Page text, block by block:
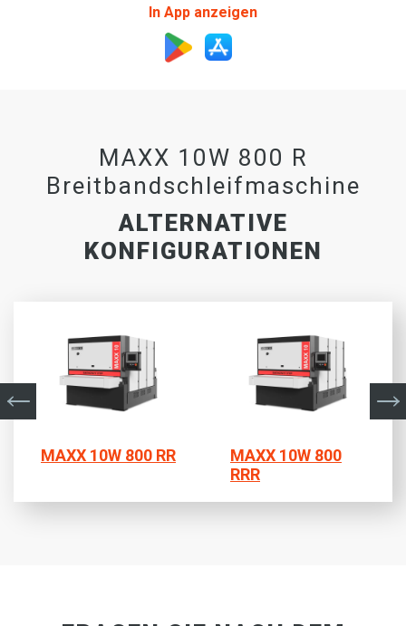
In App anzeigen
MAXX 10W 800 R
Breitbandschleifmaschine
ALTERNATIVE
KONFIGURATIONEN
MAXX 10W 800 RR
MAXX 10W 800
RRR